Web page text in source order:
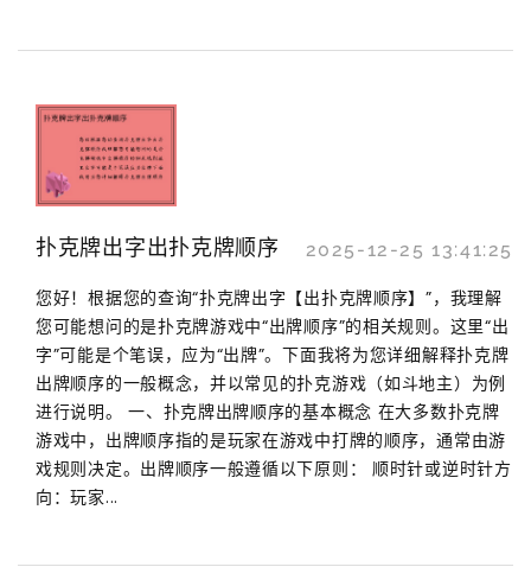
扑克牌出字出扑克牌顺序 2025-12-25 13:41:25
您好！根据您的查询“扑克牌出字【出扑克牌顺序】”，我理解
您可能想问的是扑克牌游戏中“出牌顺序”的相关规则。这里“出
字”可能是个笔误，应为“出牌”。下面我将为您详细解释扑克牌
出牌顺序的一般概念，并以常见的扑克游戏（如斗地主）为例
进行说明。 一、扑克牌出牌顺序的基本概念 在大多数扑克牌
游戏中，出牌顺序指的是玩家在游戏中打牌的顺序，通常由游
戏规则决定。出牌顺序一般遵循以下原则： 顺时针或逆时针方
向：玩家...